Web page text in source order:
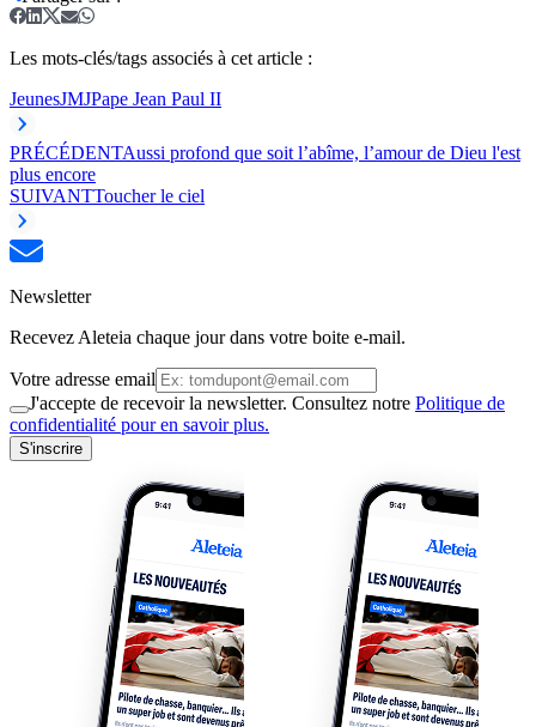
Les mots-clés/tags associés à cet article :
JeunesJMJPape Jean Paul II
PRÉCÉDENTAussi profond que soit l’abîme, l’amour de Dieu l'est
plus encore
SUIVANTToucher le ciel
Newsletter
Recevez Aleteia chaque jour dans votre boite e-mail.
Votre adresse email
J'accepte de recevoir la newsletter. Consultez notre Politique de
confidentialité pour en savoir plus.
S'inscrire